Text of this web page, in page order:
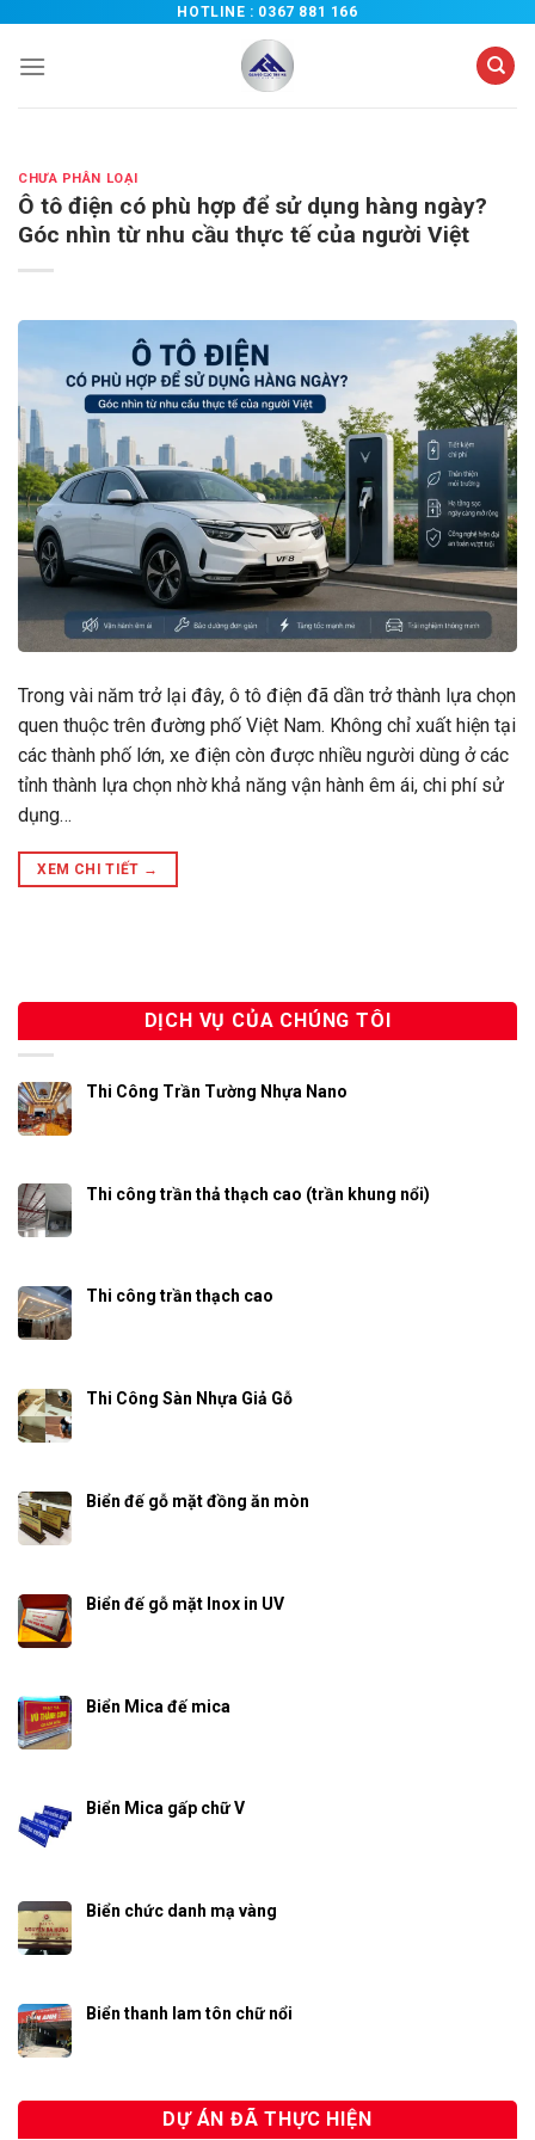
nội
HOTLINE : 0367 881 166
CHƯA PHÂN LOẠI
Ô tô điện có phù hợp để sử dụng hàng ngày?
Góc nhìn từ nhu cầu thực tế của người Việt
Trong vài năm trở lại đây, ô tô điện đã dần trở thành lựa chọn
quen thuộc trên đường phố Việt Nam. Không chỉ xuất hiện tại
các thành phố lớn, xe điện còn được nhiều người dùng ở các
tỉnh thành lựa chọn nhờ khả năng vận hành êm ái, chi phí sử
dụng…
XEM CHI TIẾT →
DỊCH VỤ CỦA CHÚNG TÔI
Thi Công Trần Tường Nhựa Nano
Thi công trần thả thạch cao (trần khung nổi)
Thi công trần thạch cao
Thi Công Sàn Nhựa Giả Gỗ
Biển đế gỗ mặt đồng ăn mòn
Biển đế gỗ mặt Inox in UV
Biển Mica đế mica
Biển Mica gấp chữ V
Biển chức danh mạ vàng
Biển thanh lam tôn chữ nổi
DỰ ÁN ĐÃ THỰC HIỆN